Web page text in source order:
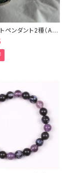
ペンダント2種（A/